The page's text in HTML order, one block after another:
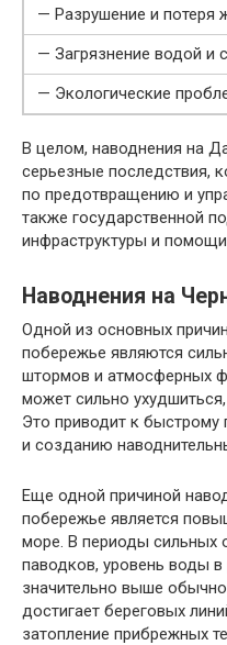
— Разрушение и
— Загрязнение водой и
— Экологические
В целом, наводнения на
серьезные последствия,
по предотвращению и
также государственной
инфраструктуры и
Наводнения на
Одной из основных
побережье являются
штормов и атмосферных
может сильно
Это приводит к
и созданию
Еще одной причиной
побережье является
море. В периоды сильных
паводков, уровень воды
значительно выше
достигает береговых
затопление прибрежных